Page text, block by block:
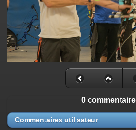
0 commentaire
Commentaires utilisateur